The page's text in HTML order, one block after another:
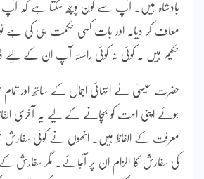
بادشاہ ہیں۔ آپ سے کون پوچھ سکتا ہے کہ آپ
معاف کر دیا۔ اور بات کسی حکمت ہی کی ہے
حکیم ہیں ۔ کوئی نہ کوئی راستہ آپ ان کے لیے
حضرت عیسیٰ نے انتہائی اجمال کے ساتھ اور تمام
ہوئے اپنی امت کو بچانے کے لیے یہ آخری الفاظ
معرفت کے الفاظ ہیں۔ انھوں نے کوئی سفارش
کی سفارش کا الزام ان پر آجائے۔ مگر سفارش کے